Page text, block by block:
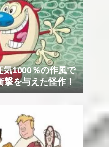
気1000％の作風で
撃を与えた怪作！